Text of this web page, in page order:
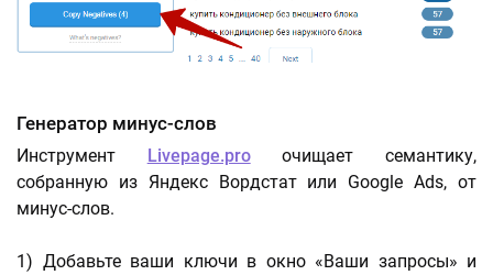
Генератор минус-слов
Инструмент Livepage.proочищает семантику,
собранную из Яндекс Вордстат или Google Ads, от
минус-слов.
1) Добавьте ваши ключи в окно «Ваши запросы» и